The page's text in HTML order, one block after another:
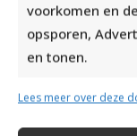
voorkomen en
opsporen,
en tonen.
Lees meer over deze